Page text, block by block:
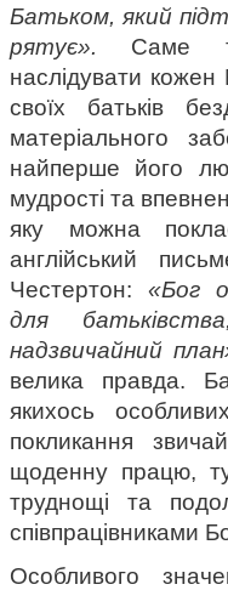
Батьком, який
рятує». Саме
наслідувати кожен
своїх батьків
матеріального
найперше його
мудрості та
яку можна
англійський
Честертон: «Бог
для
надзвичайний
велика правда.
якихось
покликання
щоденну працю,
труднощі та
співпрацівниками
Особливого